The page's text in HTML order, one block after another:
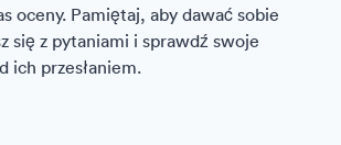
oceny. Pamiętaj, aby dawać sobie
się z pytaniami i sprawdź swoje
ich przesłaniem.